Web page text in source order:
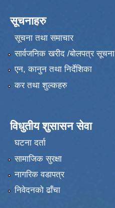
सूचनाहरु
सूचना तथा समाचार
सार्वजनिक खरीद /बोलपत्र सूचना
एन, कानुन तथा निर्देशिका
कर तथा शुल्कहरु
विधुतीय शुसासन सेवा
घटना दर्ता
सामाजिक सुरक्षा
नागरिक वडापत्र
निवेदनको ढाँचा